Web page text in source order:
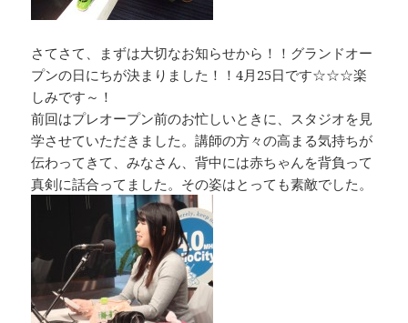
さてさて、まずは大切なお知らせから！！グランドオー
プンの日にちが決まりました！！4月25日です☆☆☆楽
しみです～！
前回はプレオープン前のお忙しいときに、スタジオを見
学させていただきました。講師の方々の高まる気持ちが
伝わってきて、みなさん、背中には赤ちゃんを背負って
真剣に話合ってました。その姿はとっても素敵でした。